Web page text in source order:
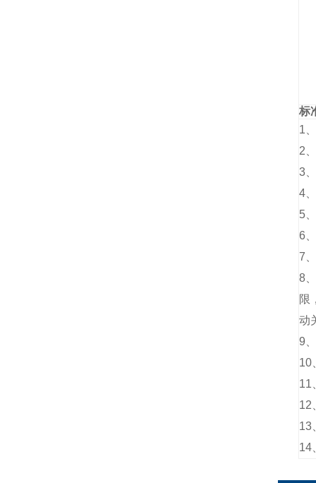
标
1
2
3
4
5
6
7
8
限
动
9
10
11
12
13
14